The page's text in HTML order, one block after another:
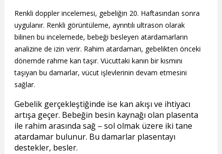
Renkli doppler incelemesi, gebeliğin 20. Haftasından sonra
uygulanır. Renkli görüntüleme, ayrıntılı ultrason olarak
bilinen bu incelemede, bebeği besleyen atardamarların
analizine de izin verir. Rahim atardamarı, gebelikten önceki
dönemde rahme kan taşır. Vücuttaki kanın bir kısmını
taşıyan bu damarlar, vücut işlevlerinin devam etmesini
sağlar.
Gebelik gerçekleştiğinde ise kan akışı ve ihtiyacı
artışa geçer. Bebeğin besin kaynağı olan plasenta
ile rahim arasında sağ – sol olmak üzere iki tane
atardamar bulunur. Bu damarlar plasentayı
destekler, besler.